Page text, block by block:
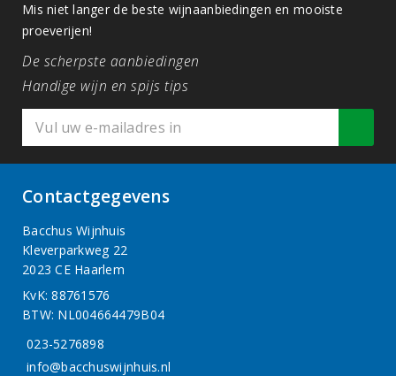
Mis niet langer de beste wijnaanbiedingen en mooiste
proeverijen!
De scherpste aanbiedingen
Handige wijn en spijs tips
Contactgegevens
Bacchus Wijnhuis
Kleverparkweg 22
2023 CE Haarlem
KvK: 88761576
BTW: NL004664479B04
023-5276898
info@bacchuswijnhuis.nl